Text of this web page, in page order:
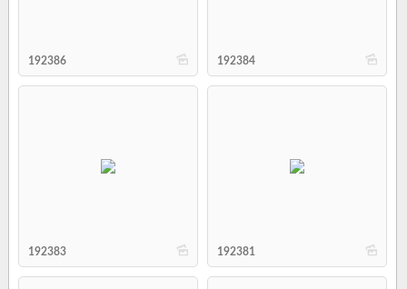
b
192386 b
192384
b
192383 b
192381